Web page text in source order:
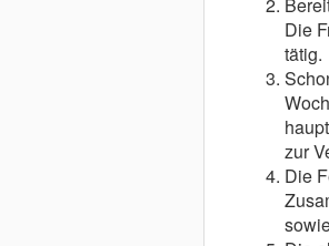
Die
tätig.
zur
Die